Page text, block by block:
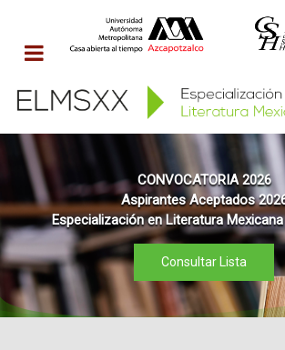
CONVOCATORIA 2026
Aspirantes Aceptados
Especialización en Literatura
Consultar Lista
Convocatoria
Guía de registro